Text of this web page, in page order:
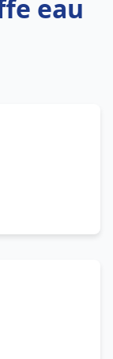
eau